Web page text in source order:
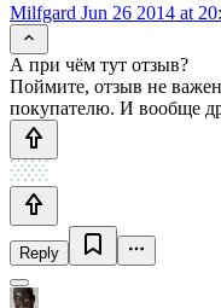
Milfgard Jun 26 2014 at
А при чём тут отзыв?
Поймите, отзыв не
покупателю. И вообще
Reply